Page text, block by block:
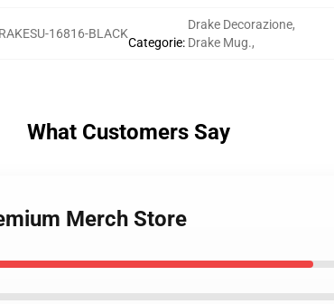
16816-BLACK
Categorie:
Drake Decorazione,
Drake Mug.,
What Customers Say
Merch Store